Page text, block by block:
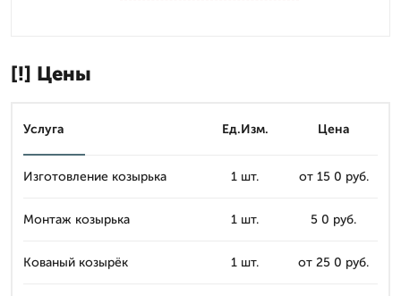
[!] Цены
Услуга Ед.Изм. Цена
Изготовление козырька 1 шт. от 15 0 руб.
Монтаж козырька 1 шт. 5 0 руб.
Кованый козырёк 1 шт. от 25 0 руб.